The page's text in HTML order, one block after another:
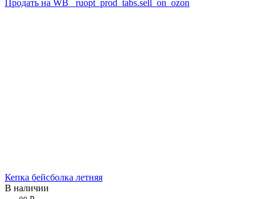
Продать на WB
_ruopt_prod_tabs.sell_on_ozon
Кепка бейсболка летняя
В наличии